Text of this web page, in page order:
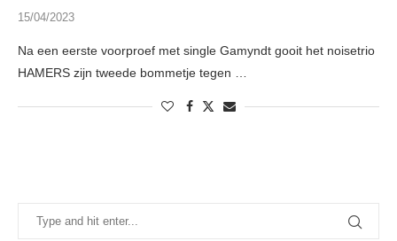
15/04/2023
Na een eerste voorproef met single Gamyndt gooit het noisetrio
HAMERS zijn tweede bommetje tegen …